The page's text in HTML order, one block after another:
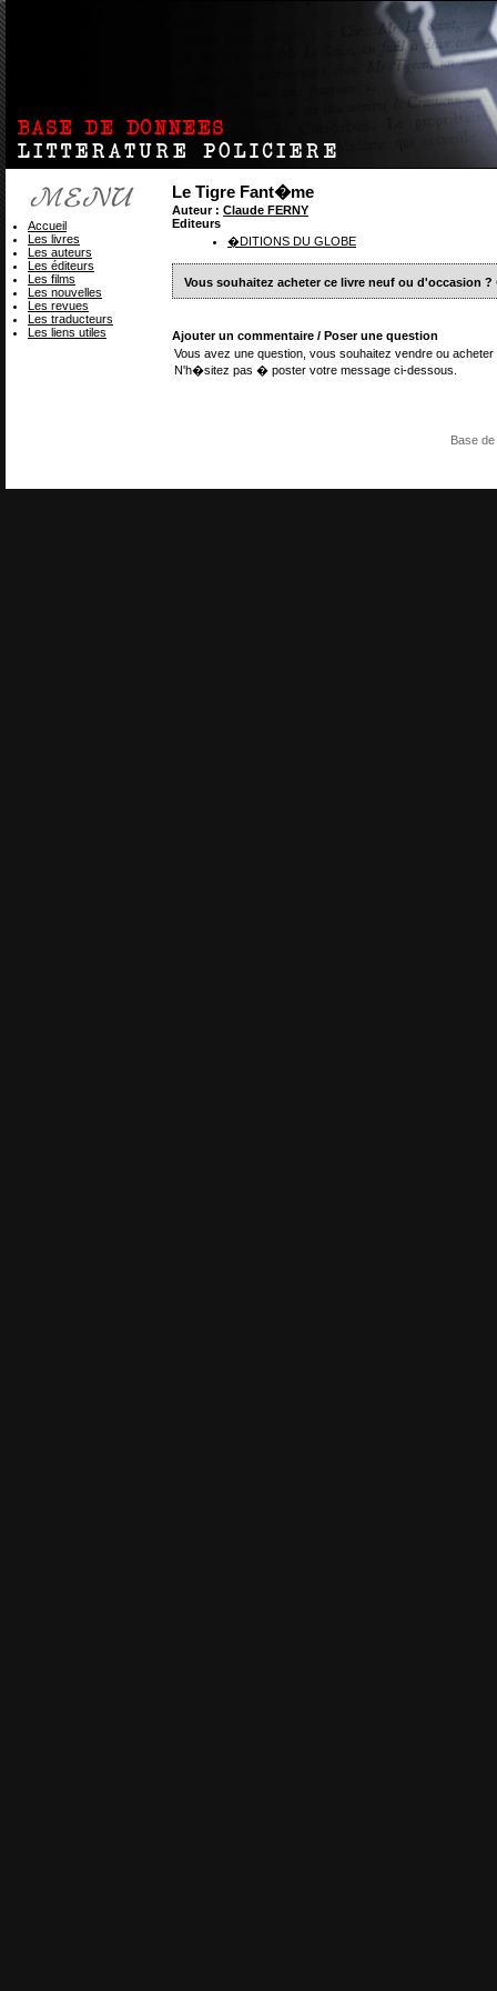
Le Tigre Fant�me
Auteur : Claude FERNY
Editeurs
�DITIONS DU GLOBE
Vous souhaitez acheter ce livre neuf ou d'occasion ?
Ajouter un commentaire / Poser une question
Vous avez une question, vous souhaitez vendre ou
N'h�sitez pas � poster votre message ci-dessous.
Accueil
Les livres
Les auteurs
Les éditeurs
Les films
Les nouvelles
Les revues
Les traducteurs
Les liens utiles
Base